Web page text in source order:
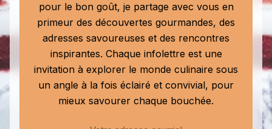
pour le bon goût, je partage avec vous en
primeur des découvertes gourmandes, des
adresses savoureuses et des rencontres
inspirantes. Chaque infolettre est une
invitation à explorer le monde culinaire sous
un angle à la fois éclairé et convivial, pour
mieux savourer chaque bouchée.